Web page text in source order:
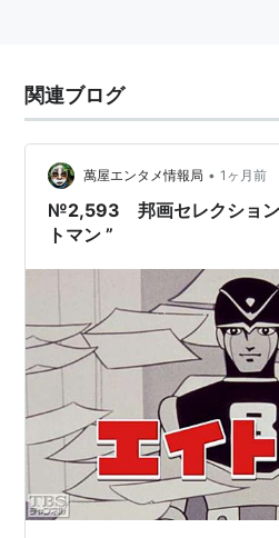
時期から猛烈な勢いで書く作家
語に憑かれて執筆している」
漫画原作者の元祖であり（『
トノベルと呼ばれる物の元祖（
団』）と呼べる存在。
また、ノベルのデジタル化に
ット配信のおそらく元祖でもあ
この事は過去様々な出版社と
に見切りをつけた為だと思われ
現在は専ら出版ではなくデー
一つのことにのめり込む性行が
ァンレターに返事を書いたり
GLAにはまっていた事もある。
なお、現在は脱会済み。
関連ブログ
萬屋エンタメ情報局 • 1ヶ月前
№2,593 邦画セレクショ
トマン ”